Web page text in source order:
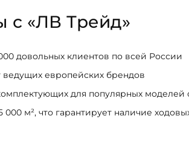
с «ЛВ Трейд»
довольных клиентов по всей России
европейских брендов
для популярных моделей
м², что гарантирует наличие